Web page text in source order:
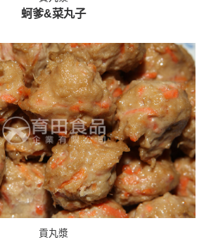
蚵爹&菜丸子
貢丸漿